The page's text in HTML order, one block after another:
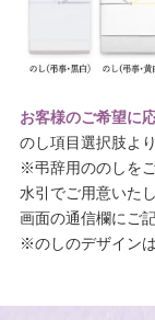
お客様のご希望に
のし項目選択肢よ
※弔辞用ののしを
水引でご用意いた
画面の通信欄にご
※のしのデザイン